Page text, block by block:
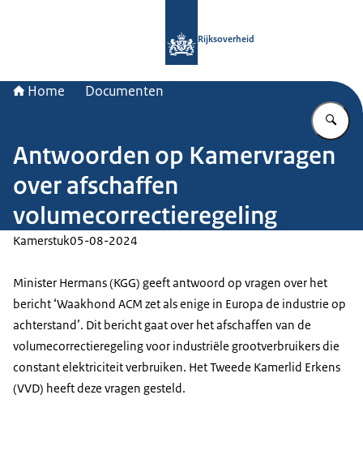
Rijksoverheid
Home Documenten
Antwoorden op Kamervragen
over afschaffen
volumecorrectieregeling
Kamerstuk05-08-2024
Minister Hermans (KGG) geeft antwoord op vragen over het
bericht ‘Waakhond ACM zet als enige in Europa de industrie op
achterstand’. Dit bericht gaat over het afschaffen van de
volumecorrectieregeling voor industriële grootverbruikers die
constant elektriciteit verbruiken. Het Tweede Kamerlid Erkens
(VVD) heeft deze vragen gesteld.